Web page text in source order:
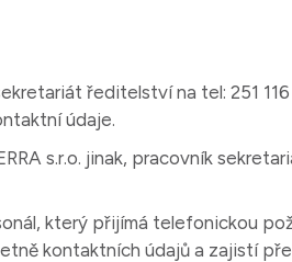
ředitelství na tel: 251
údaje.
s.r.o. jinak, pracovník
který přijímá telefonickou
kontaktních údajů a zajistí